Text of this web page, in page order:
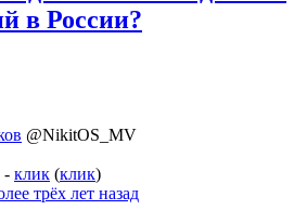
в России?
@NikitOS_MV
- клик (клик)
трёх лет назад